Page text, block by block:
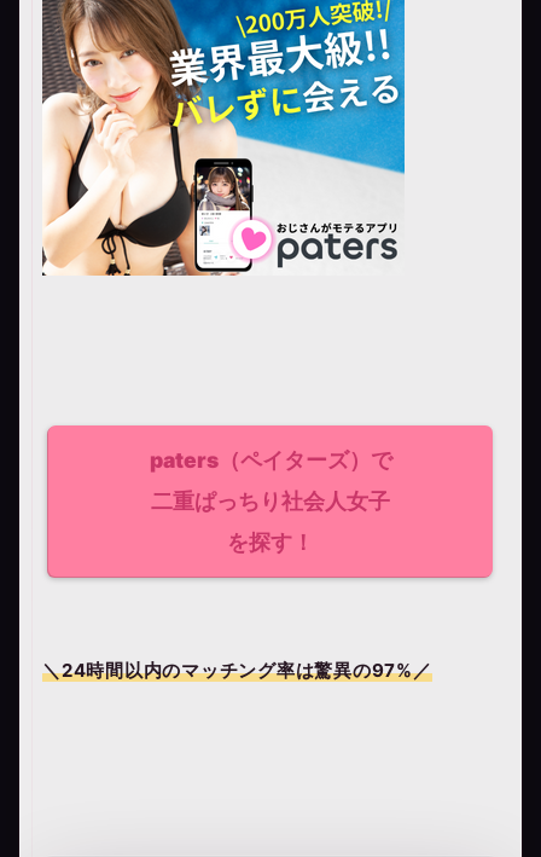
paters（ペイターズ）で
二重ぱっちり社会人女子
を探す！
＼24時間以内のマッチング率は驚異の97%／